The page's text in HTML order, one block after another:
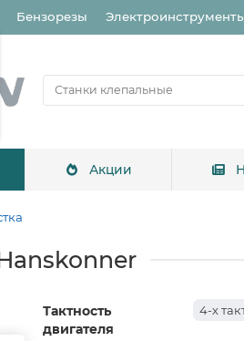
Бензорезы
Акции
Тактность
двигателя
4-х